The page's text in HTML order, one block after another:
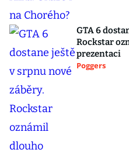
GTA 6
Rockstar
prezentaci
Poggers